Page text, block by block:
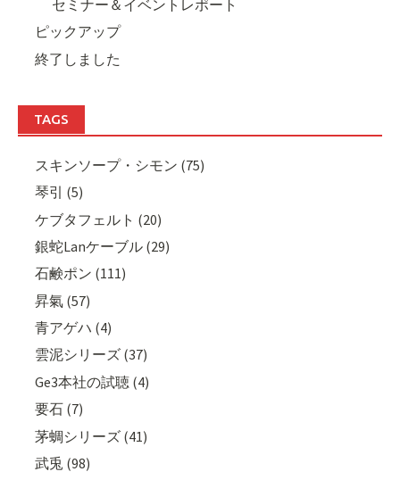
セミナー＆イベントレポート
ピックアップ
終了しました
TAGS
スキンソープ・シモン (75)
琴引 (5)
ケブタフェルト (20)
銀蛇Lanケーブル (29)
石鹸ポン (111)
昇氣 (57)
青アゲハ (4)
雲泥シリーズ (37)
Ge3本社の試聴 (4)
要石 (7)
茅蜩シリーズ (41)
武兎 (98)